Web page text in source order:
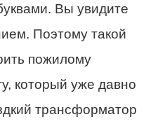
Вы увидите
Поэтому такой
пожилому
который уже давно
трансформатор